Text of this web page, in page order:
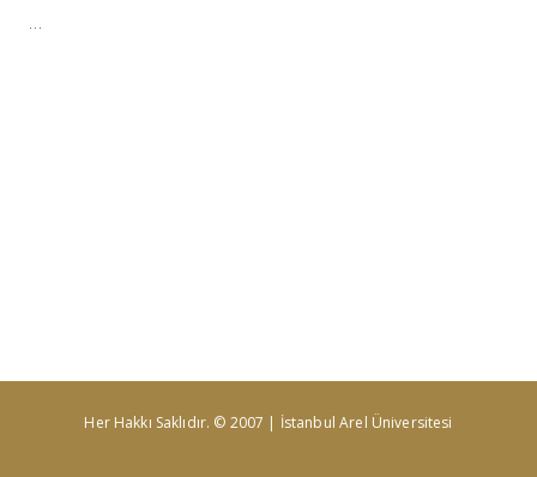
…
Her Hakkı Saklıdır. © 2007 | İstanbul Arel Üniversitesi